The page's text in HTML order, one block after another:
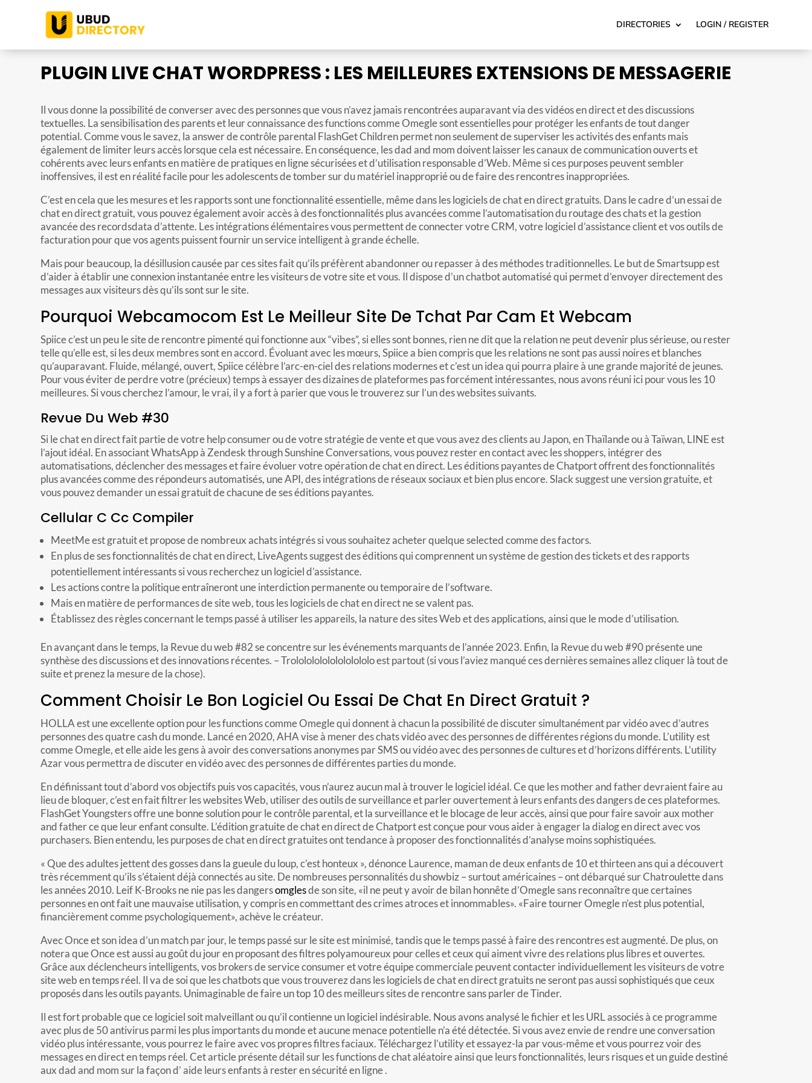
DIRECTORIES LOGIN / REGISTER
PLUGIN LIVE CHAT WORDPRESS : LES MEILLEURES EXTENSIONS DE MESSAGERIE
Il vous donne la possibilité de converser avec des personnes que vous n’avez jamais rencontrées auparavant via des vidéos en direct et des discussions
textuelles. La sensibilisation des parents et leur connaissance des functions comme Omegle sont essentielles pour protéger les enfants de tout danger
potential. Comme vous le savez, la answer de contrôle parental FlashGet Children permet non seulement de superviser les activités des enfants mais
également de limiter leurs accès lorsque cela est nécessaire. En conséquence, les dad and mom doivent laisser les canaux de communication ouverts et
cohérents avec leurs enfants en matière de pratiques en ligne sécurisées et d’utilisation responsable d’Web. Même si ces purposes peuvent sembler
inoffensives, il est en réalité facile pour les adolescents de tomber sur du matériel inapproprié ou de faire des rencontres inappropriées.
C’est en cela que les mesures et les rapports sont une fonctionnalité essentielle, même dans les logiciels de chat en direct gratuits. Dans le cadre d’un essai de
chat en direct gratuit, vous pouvez également avoir accès à des fonctionnalités plus avancées comme l’automatisation du routage des chats et la gestion
avancée des recordsdata d’attente. Les intégrations élémentaires vous permettent de connecter votre CRM, votre logiciel d’assistance client et vos outils de
facturation pour que vos agents puissent fournir un service intelligent à grande échelle.
Mais pour beaucoup, la désillusion causée par ces sites fait qu’ils préfèrent abandonner ou repasser à des méthodes traditionnelles. Le but de Smartsupp est
d’aider à établir une connexion instantanée entre les visiteurs de votre site et vous. Il dispose d’un chatbot automatisé qui permet d’envoyer directement des
messages aux visiteurs dès qu’ils sont sur le site.
Pourquoi Webcamocom Est Le Meilleur Site De Tchat Par Cam Et Webcam
Spiice c’est un peu le site de rencontre pimenté qui fonctionne aux “vibes”, si elles sont bonnes, rien ne dit que la relation ne peut devenir plus sérieuse, ou rester
telle qu’elle est, si les deux membres sont en accord. Évoluant avec les mœurs, Spiice a bien compris que les relations ne sont pas aussi noires et blanches
qu’auparavant. Fluide, mélangé, ouvert, Spiice célèbre l’arc-en-ciel des relations modernes et c’est un idea qui pourra plaire à une grande majorité de jeunes.
Pour vous éviter de perdre votre (précieux) temps à essayer des dizaines de plateformes pas forcément intéressantes, nous avons réuni ici pour vous les 10
meilleures. Si vous cherchez l’amour, le vrai, il y a fort à parier que vous le trouverez sur l’un des websites suivants.
Revue Du Web #30
Si le chat en direct fait partie de votre help consumer ou de votre stratégie de vente et que vous avez des clients au Japon, en Thaïlande ou à Taïwan, LINE est
l’ajout idéal. En associant WhatsApp à Zendesk through Sunshine Conversations, vous pouvez rester en contact avec les shoppers, intégrer des
automatisations, déclencher des messages et faire évoluer votre opération de chat en direct. Les éditions payantes de Chatport offrent des fonctionnalités
plus avancées comme des répondeurs automatisés, une API, des intégrations de réseaux sociaux et bien plus encore. Slack suggest une version gratuite, et
vous pouvez demander un essai gratuit de chacune de ses éditions payantes.
Cellular C Cc Compiler
MeetMe est gratuit et propose de nombreux achats intégrés si vous souhaitez acheter quelque selected comme des factors.
En plus de ses fonctionnalités de chat en direct, LiveAgents suggest des éditions qui comprennent un système de gestion des tickets et des rapports
potentiellement intéressants si vous recherchez un logiciel d’assistance.
Les actions contre la politique entraîneront une interdiction permanente ou temporaire de l’software.
Mais en matière de performances de site web, tous les logiciels de chat en direct ne se valent pas.
Établissez des règles concernant le temps passé à utiliser les appareils, la nature des sites Web et des applications, ainsi que le mode d’utilisation.
En avançant dans le temps, la Revue du web #82 se concentre sur les événements marquants de l’année 2023. Enfin, la Revue du web #90 présente une
synthèse des discussions et des innovations récentes. – Trololololololololololo est partout (si vous l’aviez manqué ces dernières semaines allez cliquer là tout de
suite et prenez la mesure de la chose).
Comment Choisir Le Bon Logiciel Ou Essai De Chat En Direct Gratuit ?
HOLLA est une excellente option pour les functions comme Omegle qui donnent à chacun la possibilité de discuter simultanément par vidéo avec d’autres
personnes des quatre cash du monde. Lancé en 2020, AHA vise à mener des chats vidéo avec des personnes de différentes régions du monde. L’utility est
comme Omegle, et elle aide les gens à avoir des conversations anonymes par SMS ou vidéo avec des personnes de cultures et d’horizons différents. L’utility
Azar vous permettra de discuter en vidéo avec des personnes de différentes parties du monde.
En définissant tout d’abord vos objectifs puis vos capacités, vous n’aurez aucun mal à trouver le logiciel idéal. Ce que les mother and father devraient faire au
lieu de bloquer, c’est en fait filtrer les websites Web, utiliser des outils de surveillance et parler ouvertement à leurs enfants des dangers de ces plateformes.
FlashGet Youngsters offre une bonne solution pour le contrôle parental, et la surveillance et le blocage de leur accès, ainsi que pour faire savoir aux mother
and father ce que leur enfant consulte. L’édition gratuite de chat en direct de Chatport est conçue pour vous aider à engager la dialog en direct avec vos
purchasers. Bien entendu, les purposes de chat en direct gratuites ont tendance à proposer des fonctionnalités d’analyse moins sophistiquées.
« Que des adultes jettent des gosses dans la gueule du loup, c’est honteux », dénonce Laurence, maman de deux enfants de 10 et thirteen ans qui a découvert
très récemment qu’ils s’étaient déjà connectés au site. De nombreuses personnalités du showbiz – surtout américaines – ont débarqué sur Chatroulette dans
les années 2010. Leif K-Brooks ne nie pas les dangersomglesde son site, «il ne peut y avoir de bilan honnête d’Omegle sans reconnaître que certaines
personnes en ont fait une mauvaise utilisation, y compris en commettant des crimes atroces et innommables». «Faire tourner Omegle n’est plus potential,
financièrement comme psychologiquement», achève le créateur.
Avec Once et son idea d’un match par jour, le temps passé sur le site est minimisé, tandis que le temps passé à faire des rencontres est augmenté. De plus, on
notera que Once est aussi au goût du jour en proposant des filtres polyamoureux pour celles et ceux qui aiment vivre des relations plus libres et ouvertes.
Grâce aux déclencheurs intelligents, vos brokers de service consumer et votre équipe commerciale peuvent contacter individuellement les visiteurs de votre
site web en temps réel. Il va de soi que les chatbots que vous trouverez dans les logiciels de chat en direct gratuits ne seront pas aussi sophistiqués que ceux
proposés dans les outils payants. Unimaginable de faire un top 10 des meilleurs sites de rencontre sans parler de Tinder.
Il est fort probable que ce logiciel soit malveillant ou qu’il contienne un logiciel indésirable. Nous avons analysé le fichier et les URL associés à ce programme
avec plus de 50 antivirus parmi les plus importants du monde et aucune menace potentielle n’a été détectée. Si vous avez envie de rendre une conversation
vidéo plus intéressante, vous pourrez le faire avec vos propres filtres faciaux. Téléchargez l’utility et essayez-la par vous-même et vous pourrez voir des
messages en direct en temps réel. Cet article présente détail sur les functions de chat aléatoire ainsi que leurs fonctionnalités, leurs risques et un guide destiné
aux dad and mom sur la façon d’ aide leurs enfants à rester en sécurité en ligne .